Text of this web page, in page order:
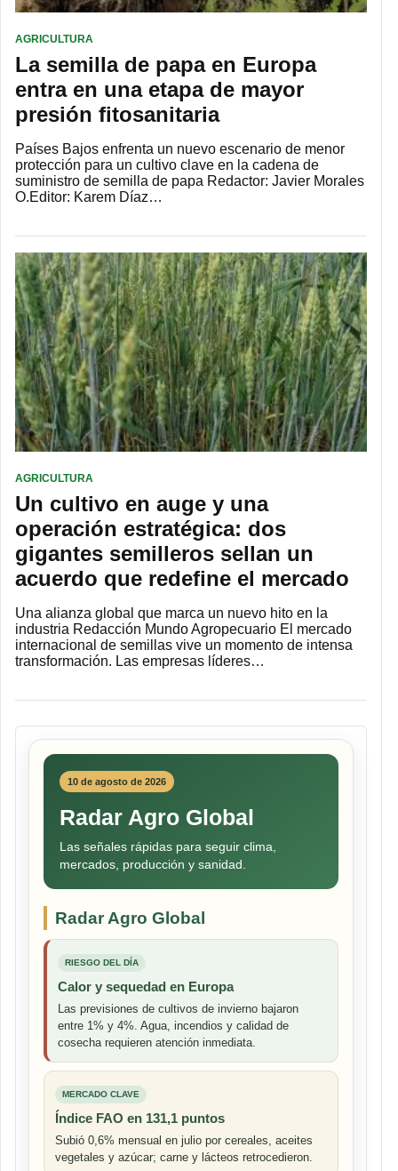
AGRICULTURA
La semilla de papa en Europa
entra en una etapa de mayor
presión fitosanitaria
Países Bajos enfrenta un nuevo escenario de menor
protección para un cultivo clave en la cadena de
suministro de semilla de papa Redactor: Javier Morales
O.Editor: Karem Díaz…
AGRICULTURA
Un cultivo en auge y una
operación estratégica: dos
gigantes semilleros sellan un
acuerdo que redefine el mercado
Una alianza global que marca un nuevo hito en la
industria Redacción Mundo Agropecuario El mercado
internacional de semillas vive un momento de intensa
transformación. Las empresas líderes…
10 de agosto de 2026
Radar Agro Global
Las señales rápidas para seguir clima,
mercados, producción y sanidad.
Radar Agro Global
RIESGO DEL DÍA
Calor y sequedad en Europa
Las previsiones de cultivos de invierno bajaron
entre 1% y 4%. Agua, incendios y calidad de
cosecha requieren atención inmediata.
MERCADO CLAVE
Índice FAO en 131,1 puntos
Subió 0,6% mensual en julio por cereales, aceites
vegetales y azúcar; carne y lácteos retrocedieron.